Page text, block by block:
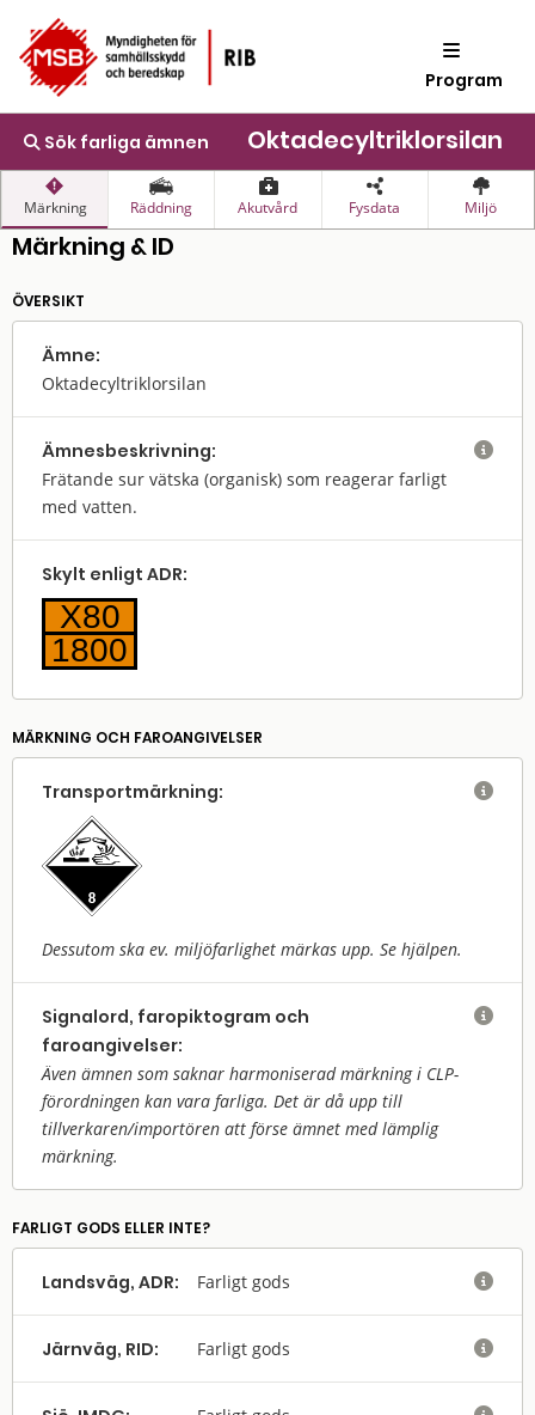
Program
Sök farliga ämnen Oktadecyltriklorsilan
Märkning Räddning Akutvård Fysdata Miljö
Märkning & ID
ÖVERSIKT
Ämne:
Oktadecyltriklorsilan
Ämnes­beskrivning:
Frätande sur vätska (organisk) som reagerar farligt
med vatten.

Skylt enligt ADR:
X80
1800
MÄRKNING OCH FAROANGIVELSER
Transport­märkning:
Dessutom ska ev. miljöfarlighet märkas upp. Se hjälpen.

Signalord, faropiktogram och
faroangivelser:
Även ämnen som saknar harmoniserad märkning i CLP-
förordningen kan vara farliga. Det är då upp till
tillverkaren/importören att förse ämnet med lämplig
märkning.

FARLIGT GODS ELLER INTE?
Landsväg, ADR: Farligt gods 
Järnväg, RID: Farligt gods 